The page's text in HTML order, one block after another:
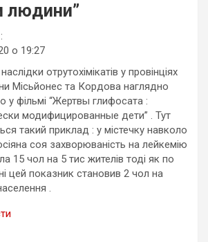
людини”
:
о 19:27
отрутохімікатів у провінціях
Місьйонес та Кордова наглядно
у фільмі “Жертвы глифосата :
модифицированные дети” . Тут
такий приклад : у містечку навколо
соя захворюваність на лейкемію
15 чол на 5 тис жителів тоді як по
цей показник становив 2 чол на
.